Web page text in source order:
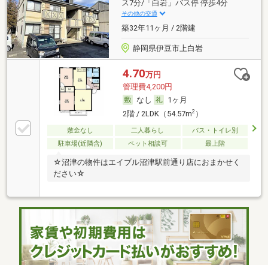
ス7分/「白岩」バス停 停歩4分
その他の交通
築32年11ヶ月 / 2階建
静岡県伊豆市上白岩
4.70万円
管理費4,200円
なし
1ヶ月
2階 / 2LDK（54.57m2）
敷金なし 二人暮らし
バス・トイレ別
駐車場(近隣含)
ペット相談可 最上階
☆沼津の物件はエイブル沼津駅前通り店におまかせく
ださい☆